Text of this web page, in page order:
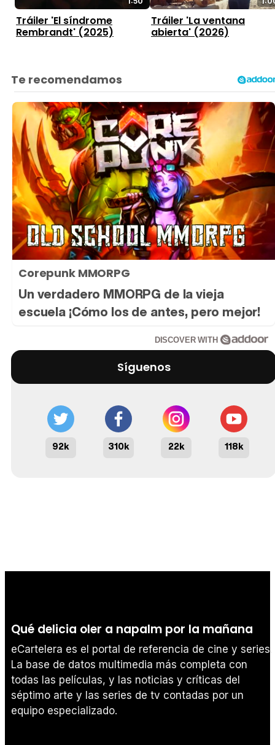
Tráiler 'El síndrome
Rembrandt' (2025)
Tráiler 'La ventana
abierta' (2026)
Corepunk MMORPG
Un verdadero MMORPG de la vieja
escuela ¡Cómo los de antes, pero mejor!
DISCOVER WITH
Síguenos
92k 310k 22k 118k
Qué delicia oler a napalm por la mañana
eCartelera es el portal de referencia de cine y series.
La base de datos multimedia más completa con
todas las películas, y las noticias y críticas del
séptimo arte y las series de tv contadas por un
equipo especializado.